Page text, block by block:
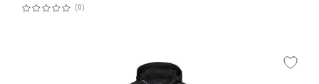
Bewertung:
0